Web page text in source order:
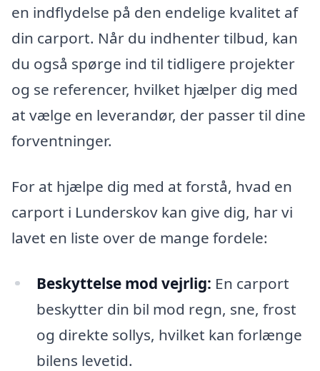
en indflydelse på den endelige kvalitet af
din carport. Når du indhenter tilbud, kan
du også spørge ind til tidligere projekter
og se referencer, hvilket hjælper dig med
at vælge en leverandør, der passer til dine
forventninger.
For at hjælpe dig med at forstå, hvad en
carport i Lunderskov kan give dig, har vi
lavet en liste over de mange fordele:
Beskyttelse mod vejrlig: En carport
beskytter din bil mod regn, sne, frost
og direkte sollys, hvilket kan forlænge
bilens levetid.